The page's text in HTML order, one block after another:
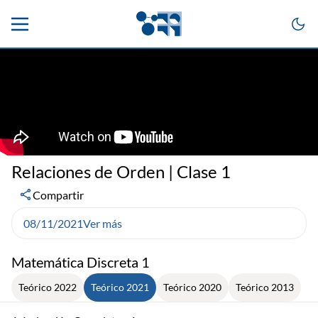
Matemática Discreta 1
Teórico 2022 Teórico 2021 Teórico 2020 Teórico 2013
Relaciones de Orden | Clase 1
Compartir
08/11/2021Ver más